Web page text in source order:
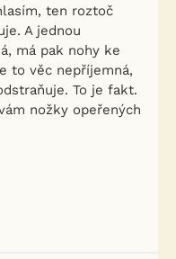
ten roztoč
A jednou
má pak nohy ke
to věc nepříjemná,
To je fakt.
nožky opeřených